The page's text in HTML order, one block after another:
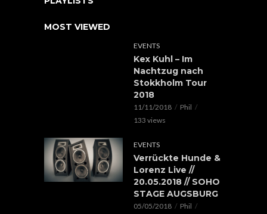
MOST VIEWED
EVENTS
Kex Kuhl – Im
Nachtzug nach
Stokkholm Tour
2018
11/11/2018
Phil
133 views
EVENTS
Verrückte Hunde &
Lorenz Live //
20.05.2018 // SOHO
STAGE AUGSBURG
05/05/2018
Phil